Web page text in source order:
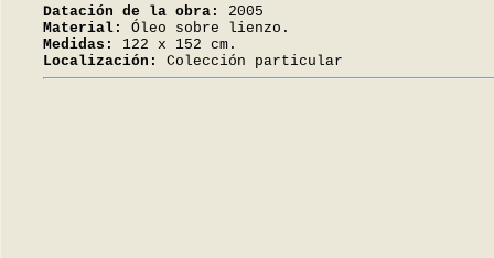
Datación de la obra:
2005
Material:
Óleo sobre lienzo.
Medidas:
122 x 152 cm.
Localización:
Colección particular